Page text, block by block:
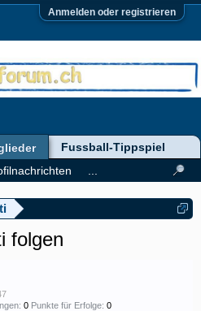
Anmelden oder registrieren
folgen
0 Punkte für Erfolge: 0
Fussball-Tippspiel